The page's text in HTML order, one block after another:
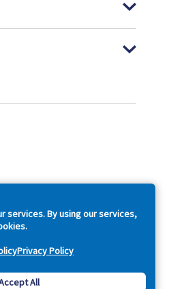
services. By using our services,
Privacy Policy
All
Inc. All Rights Reserved.